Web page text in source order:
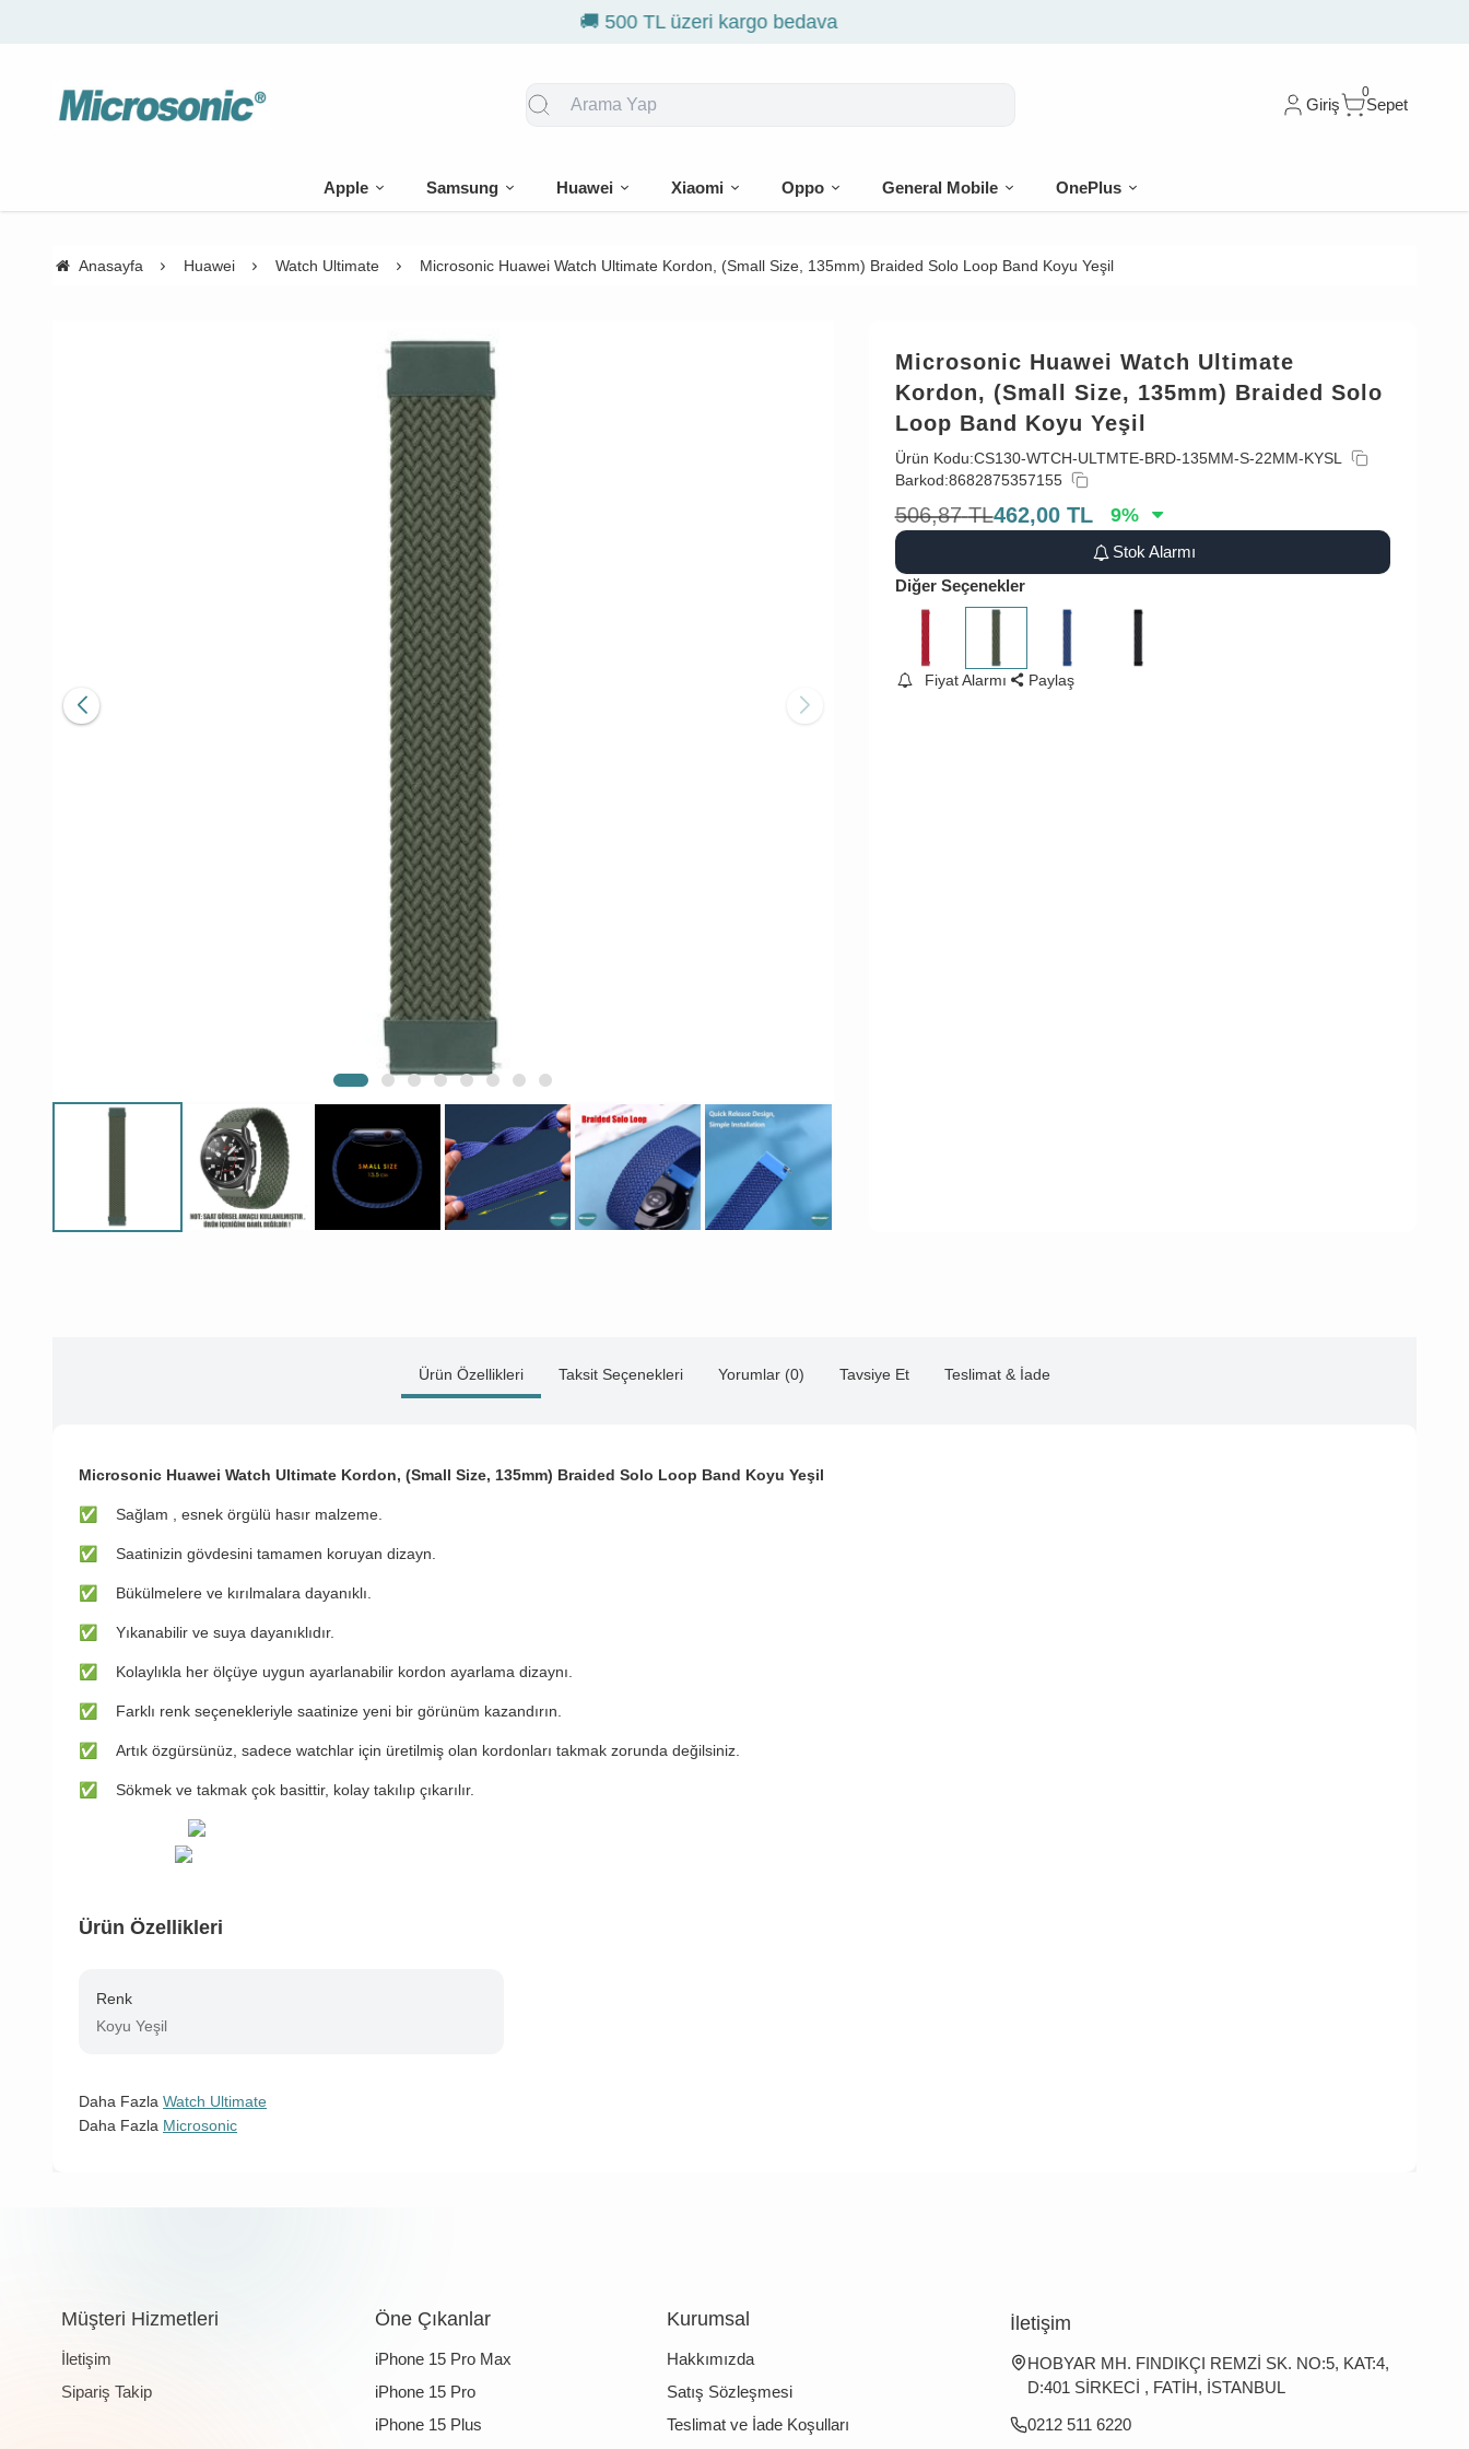
Giriş
0
Sepet
Apple Samsung Huawei Xiaomi Oppo General Mobile OnePlus
Anasayfa Huawei Watch Ultimate Microsonic Huawei Watch Ultimate Kordon, (Small Size, 135mm) Braided Solo Loop Band Koyu Yeşil
Microsonic Huawei Watch Ultimate
Kordon, (Small Size, 135mm) Braided Solo
Loop Band Koyu Yeşil
Ürün Kodu:CS130-WTCH-ULTMTE-BRD-135MM-S-22MM-KYSL
Barkod:8682875357155
506,87 TL462,00 TL 9%
Stok Alarmı
Diğer Seçenekler
Fiyat Alarmı Paylaş
Ürün Özellikleri Taksit Seçenekleri Yorumlar (0) Tavsiye Et Teslimat & İade
Microsonic Huawei Watch Ultimate Kordon, (Small Size, 135mm) Braided Solo Loop Band Koyu Yeşil
✅ ​Sağlam , esnek örgülü hasır malzeme.
✅ ​Saatinizin gövdesini tamamen koruyan dizayn.
✅ ​Bükülmelere ve kırılmalara dayanıklı.
✅ ​Yıkanabilir ve suya dayanıklıdır.
✅ ​Kolaylıkla her ölçüye uygun ayarlanabilir kordon ayarlama dizaynı.
✅ ​Farklı renk seçenekleriyle saatinize yeni bir görünüm kazandırın.
✅ ​Artık özgürsünüz, sadece watchlar için üretilmiş olan kordonları takmak zorunda değilsiniz.
✅ ​Sökmek ve takmak çok basittir, kolay takılıp çıkarılır.
Ürün Özellikleri
Renk
Koyu Yeşil
Daha Fazla Watch Ultimate
Daha Fazla Microsonic
Müşteri Hizmetleri
İletişim
Sipariş Takip
Öne Çıkanlar
iPhone 15 Pro Max
iPhone 15 Pro
iPhone 15 Plus
Kurumsal
Hakkımızda
Satış Sözleşmesi
Teslimat ve İade Koşulları
İletişim
HOBYAR MH. FINDIKÇI REMZİ SK. NO:5, KAT:4,
D:401 SİRKECİ , FATİH, İSTANBUL
0212 511 6220